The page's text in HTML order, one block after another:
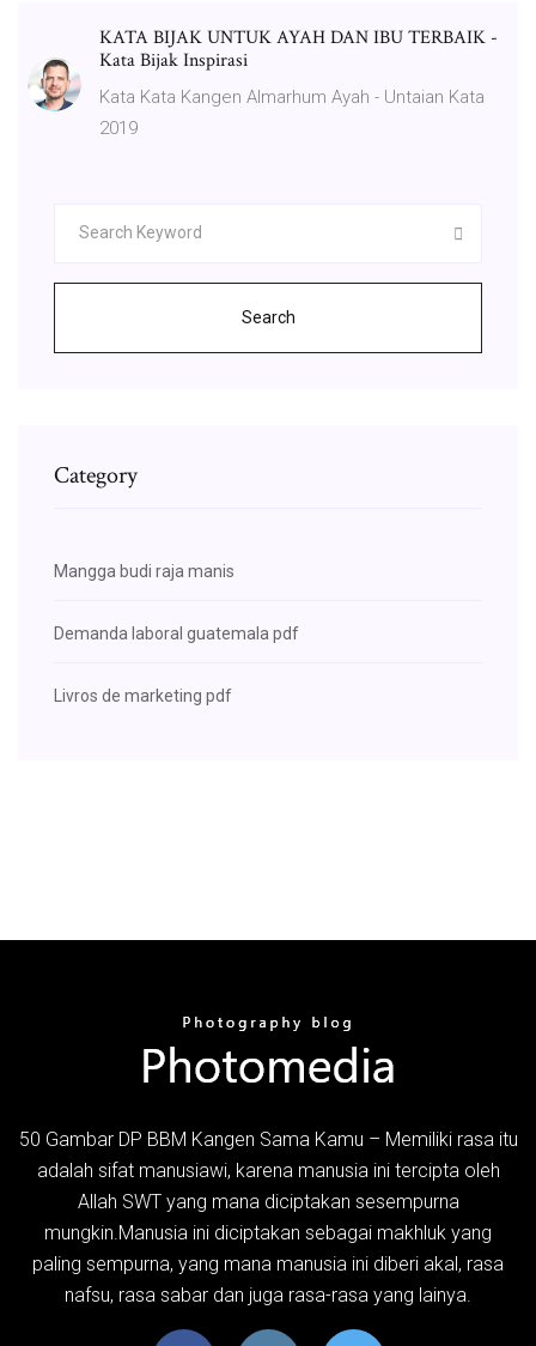
KATA BIJAK UNTUK AYAH DAN IBU TERBAIK -
Kata Bijak Inspirasi
Kata Kata Kangen Almarhum Ayah - Untaian Kata
2019
Search
Category
Mangga budi raja manis
Demanda laboral guatemala pdf
Livros de marketing pdf
50 Gambar DP BBM Kangen Sama Kamu – Memiliki rasa itu
adalah sifat manusiawi, karena manusia ini tercipta oleh
Allah SWT yang mana diciptakan sesempurna
mungkin.Manusia ini diciptakan sebagai makhluk yang
paling sempurna, yang mana manusia ini diberi akal, rasa
nafsu, rasa sabar dan juga rasa-rasa yang lainya.